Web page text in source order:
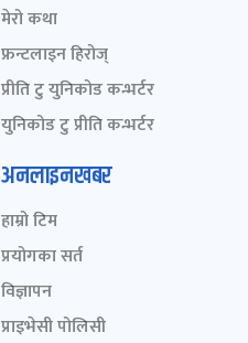
मेरो कथा
फ्रन्टलाइन हिरोज्
प्रीति टु युनिकोड कन्भर्टर
युनिकोड टु प्रीति कन्भर्टर
अनलाइनखबर
हाम्रो टिम
प्रयोगका सर्त
विज्ञापन
प्राइभेसी पोलिसी